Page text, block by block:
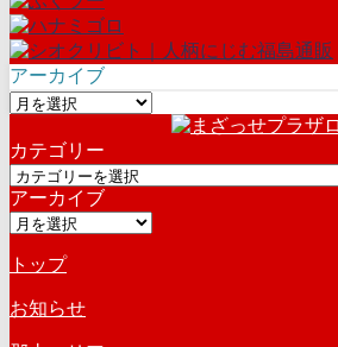
アーカイブ
ア
カ
イ
ブ
カテゴリー
カ
テ
ゴ
ー
アーカイブ
ア
カ
イ
ブ
トップ
お知らせ